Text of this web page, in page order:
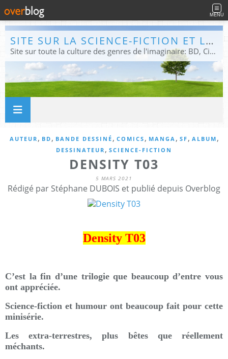
MENU
SITE SUR LA SCIENCE-FICTION ET LE FANTASTIQUE
Site sur toute la culture des genres de l'imaginaire: BD, Cinéma, Livre, Jeux, Théâtre. Présent dans les principaux festivals de film fantastique e de science-fiction, salons et conventions.
AUTEUR , BD , BANDE DESSINÉ , COMICS , MANGA , SF , ALBUM ,
DESSINATEUR , SCIENCE-FICTION
DENSITY T03
5 MARS 2021
Rédigé par Stéphane DUBOIS et publié depuis Overblog
Density T03
C’est la fin d’une trilogie que beaucoup d’entre vous
ont appréciée.
Science-fiction et humour ont beaucoup fait pour cette
minisérie.
Les extra-terrestres, plus bêtes que réellement
méchants.